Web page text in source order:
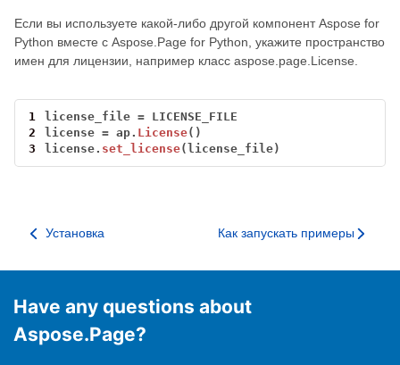
Если вы используете какой-либо другой компонент Aspose for
Python вместе с Aspose.Page for Python, укажите пространство
имен для лицензии, например класс aspose.page.License.
1 license_file = LICENSE_FILE
2
license = ap. License()
3
license. set_license(license_file)
Установка Как запускать примеры
Have any questions about
Aspose.Page?